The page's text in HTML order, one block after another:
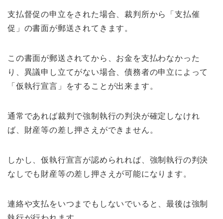
支払督促の申立をされた場合、裁判所から「支払催
促」の書面が郵送されてきます。
この書面が郵送されてから、お金を支払わなかった
り、異議申し立てがない場合、債務者の申立によって
「仮執行宣言」をすることが出来ます。
通常であれば裁判で強制執行の判決が確定しなけれ
ば、財産等の差し押さえができません。
しかし、仮執行宣言が認められれば、強制執行の判決
なしでも財産等の差し押さえが可能になります。
連絡や支払をいつまでもしないでいると、最後は強制